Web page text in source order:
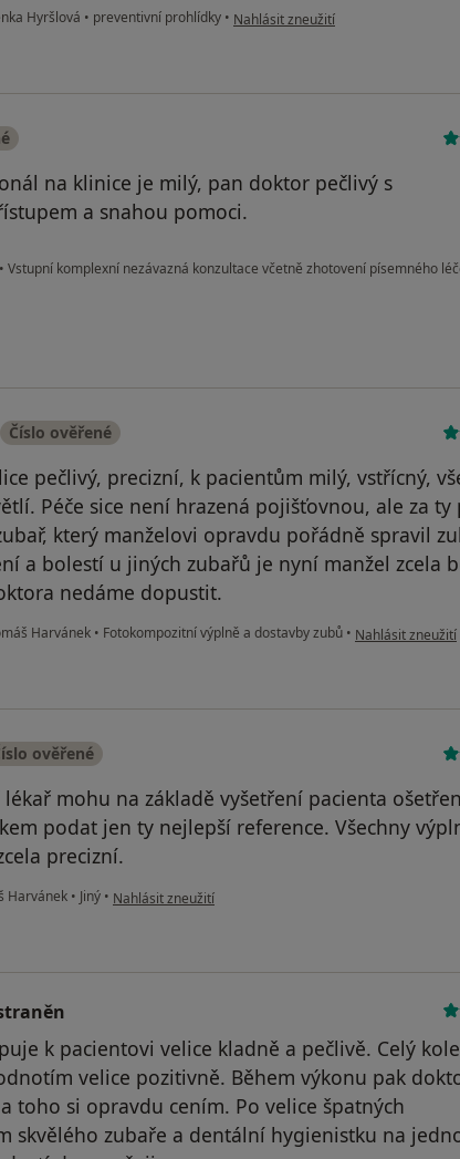
Hyršlová • preventivní prohlídky • podle názoru uživatele Jana
Nahlásit zneužití
na klinice je milý, pan doktor pečlivý s
a snahou pomoci.
• Vstupní komplexní nezávazná konzultace včetně zhotovení písemného
Číslo ověřené
pečlivý, precizní, k pacientům milý, vstřícný,
Péče sice není hrazená pojišťovnou, ale za ty
který manželovi opravdu pořádně spravil
a bolestí u jiných zubařů je nyní manžel zcela
nedáme dopustit.
Harvánek • Fotokompozitní výplně a dostavby zubů • podle názoru
Nahlásit zneužití
ověřené
lékař mohu na základě vyšetření pacienta
podat jen ty nejlepší reference. Všechny
precizní.
Harvánek • Jiný • podle názoru uživatele Adam Šíma
Nahlásit zneužití
k pacientovi velice kladně a pečlivě. Celý
velice pozitivně. Během výkonu pak
toho si opravdu cením. Po velice špatných
skvělého zubaře a dentální hygienistku na